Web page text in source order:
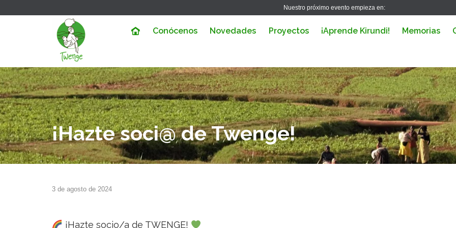
Nuestro próximo evento empieza en:
Conócenos Novedades Proyectos ¡Aprende Kirundi! Memorias
¡Hazte soci@ de Twenge!
3 de agosto de 2024
¡Hazte socio/a de TWENGE!